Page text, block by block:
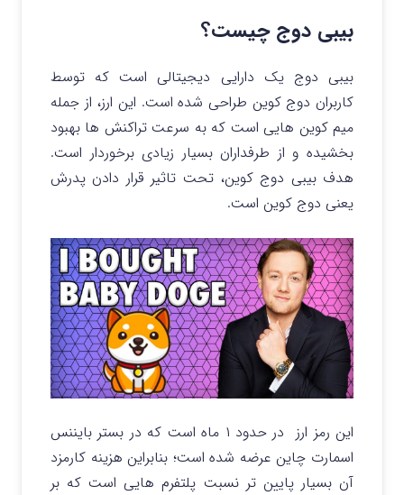
بیبی دوج چیست؟
بیبی دوج یک دارایی دیجیتالی است که توسط
کاربران دوج کوین طراحی شده است. این ارز، از جمله
میم کوین هایی است که به سرعت تراکنش ها بهبود
بخشیده و از طرفداران بسیار زیادی برخوردار است.
هدف بیبی دوج کوین، تحت تاثیر قرار دادن پدرش
یعنی دوج کوین است.
این رمز ارز در حدود ۱ ماه است که در بستر بایننس
اسمارت چاین عرضه شده است؛ بنابراین هزینه کارمزد
آن بسیار پایین تر نسبت پلتفرم هایی است که بر